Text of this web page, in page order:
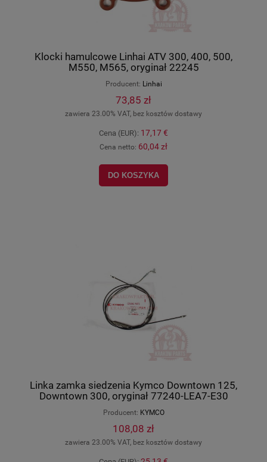
Klocki hamulcowe Linhai ATV 300, 400, 500,
M550, M565, oryginał 22245
Producent: Linhai
73,85 zł
zawiera 23.00% VAT, bez kosztów dostawy
Cena (EUR): 17,17 €
Cena netto: 60,04 zł
DO KOSZYKA
Linka zamka siedzenia Kymco Downtown 125,
Downtown 300, oryginał 77240-LEA7-E30
Producent: KYMCO
108,08 zł
zawiera 23.00% VAT, bez kosztów dostawy